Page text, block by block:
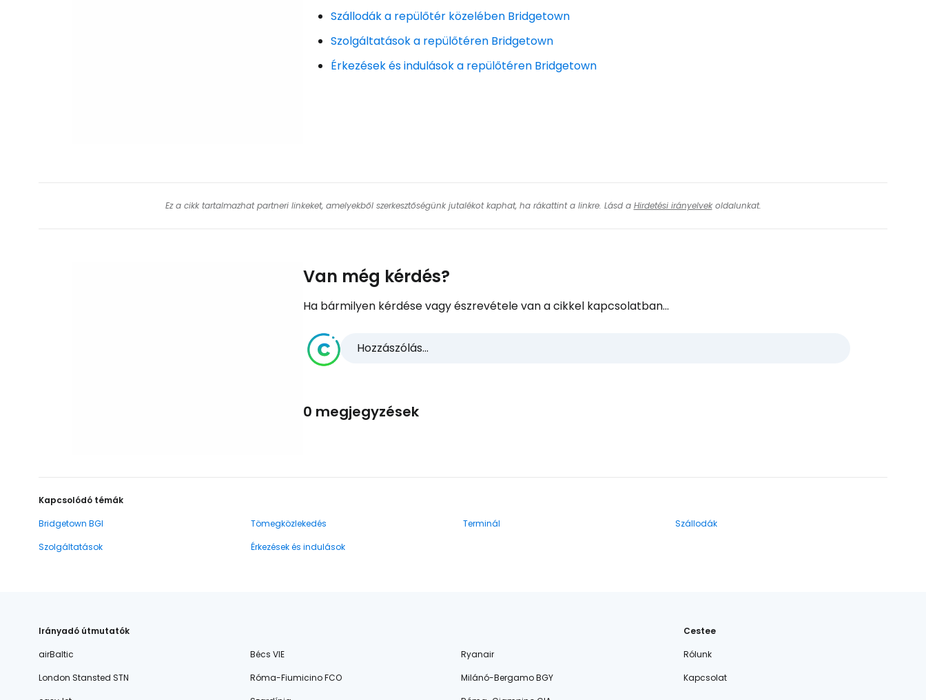
Szállodák a repülőtér közelében Bridgetown
Szolgáltatások a repülőtéren Bridgetown
Érkezések és indulások a repülőtéren Bridgetown
Ez a cikk tartalmazhat partneri linkeket, amelyekből szerkesztőségünk jutalékot kaphat, ha rákattint a linkre. Lásd a Hirdetési irányelvekoldalunkat.
Van még kérdés?
Ha bármilyen kérdése vagy észrevétele van a cikkel kapcsolatban...
Hozzászólás...
0 megjegyzések
Kapcsolódó témák
Bridgetown BGI
Tömegközlekedés Terminál
Szállodák
Szolgáltatások
Érkezések és indulások
Irányadó útmutatók
airBaltic
Bécs VIE
Ryanair
London Stansted STN
Róma-Fiumicino FCO
Milánó-Bergamo BGY
Cestee
Rólunk
Kapcsolat